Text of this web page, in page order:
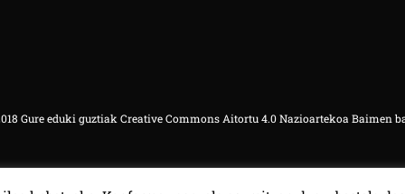
Gure eduki guztiak Creative Commons Aitortu 4.0 Nazioartekoa Baimen